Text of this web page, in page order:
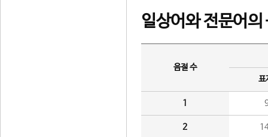
일상어와 전문어의
음절 수
표
1
2